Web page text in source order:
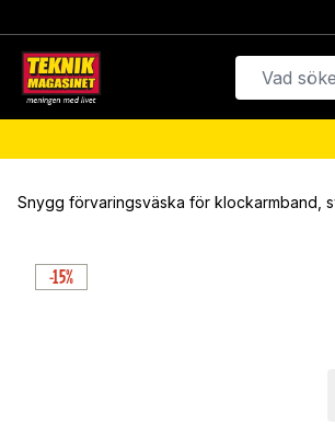
Snygg förvaringsväska för klockarmband,
-15%